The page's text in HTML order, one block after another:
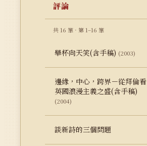
評論
共 16 筆 · 第 1–16 筆
舉杯向天笑(含手稿) (2003)
邊緣，中心，跨界－從拜倫看
英國浪漫主義之盛(含手稿)
(2004)
談新詩的三個問題